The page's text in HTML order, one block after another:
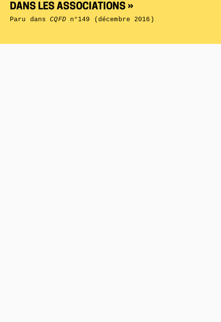
DANS LES ASSOCIATIONS »
Paru dansCQFDn°149 (décembre 2016)